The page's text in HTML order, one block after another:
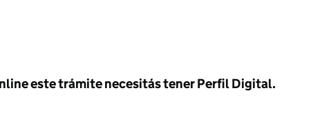
este trámite necesitás tener Perfil Digital.